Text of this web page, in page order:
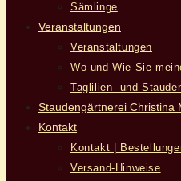
Sämlinge
Veranstaltungen
Veranstaltungen
Wo und Wie Sie
Taglilien- und
Staudengärtnerei Christina
Kontakt
Kontakt |
Versand-Hinweise